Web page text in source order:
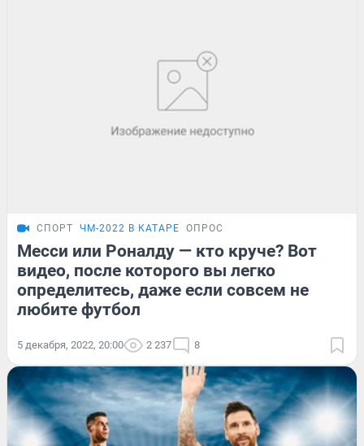
СПОРТ ЧМ-2022 В КАТАРЕ ОПРОС
Месси или Роналду — кто круче? Вот
видео, после которого вы легко
определитесь, даже если совсем не
любите футбол
5 декабря, 2022, 20:00 2 237 8